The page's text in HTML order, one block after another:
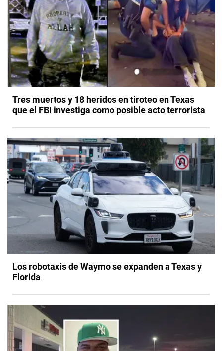
Tres muertos y 18 heridos en tiroteo en Texas
que el FBI investiga como posible acto terrorista
Los robotaxis de Waymo se expanden a Texas y
Florida